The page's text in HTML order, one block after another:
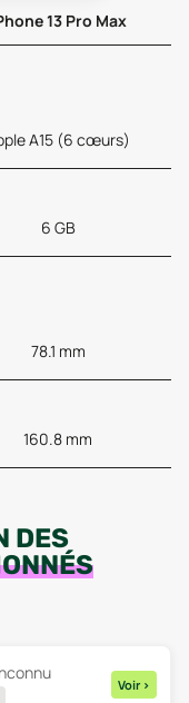
13 Pro Max
A15 (6 cœurs)
6 GB
78.1 mm
160.8 mm
DES
Voir >